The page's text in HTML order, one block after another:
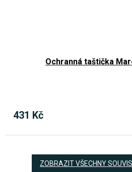
Ochranná taštička
431 Kč
ZOBRAZIT VŠECHNY